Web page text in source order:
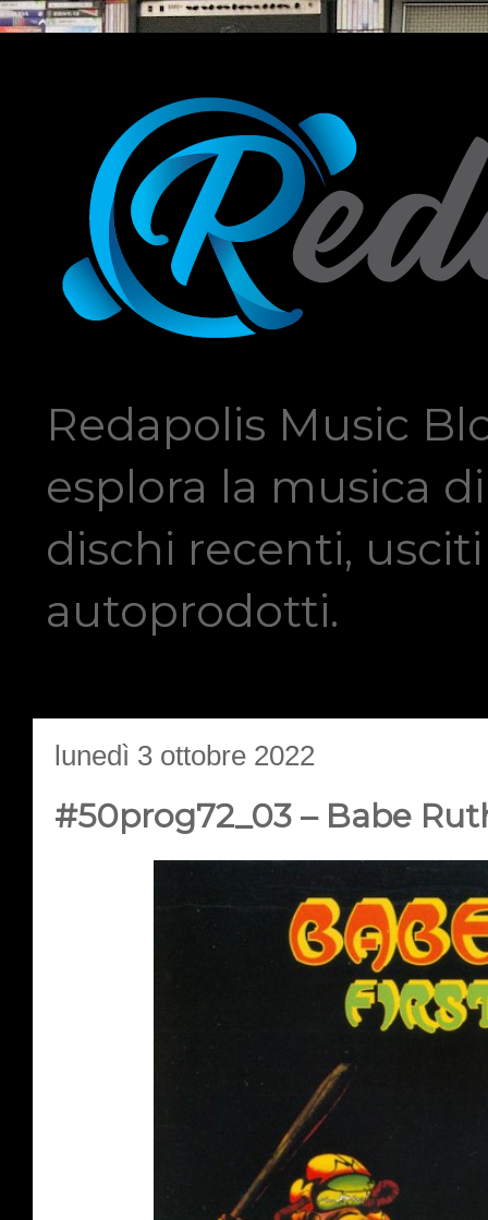
Redapolis Music
esplora la musica
dischi recenti,
autoprodotti.
lunedì 3 ottobre 2022
#50prog72_03 – Babe